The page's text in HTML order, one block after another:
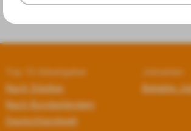
Top 10 Arbeitgeber
Nach Städten
Nach Bundesländern
Deutschlandweit
Jobseiten
Beliebte